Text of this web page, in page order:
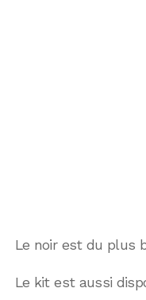
Le noir est du plus
Le kit est aussi